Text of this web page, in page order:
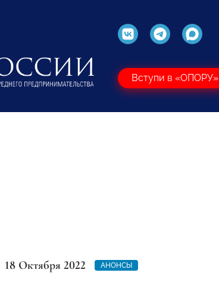
Вступи в «ОПОРУ»
18 Октября 2022 АНОНСЫ